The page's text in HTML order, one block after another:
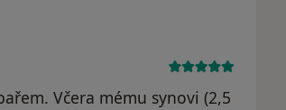
Včera mému synovi (2,5